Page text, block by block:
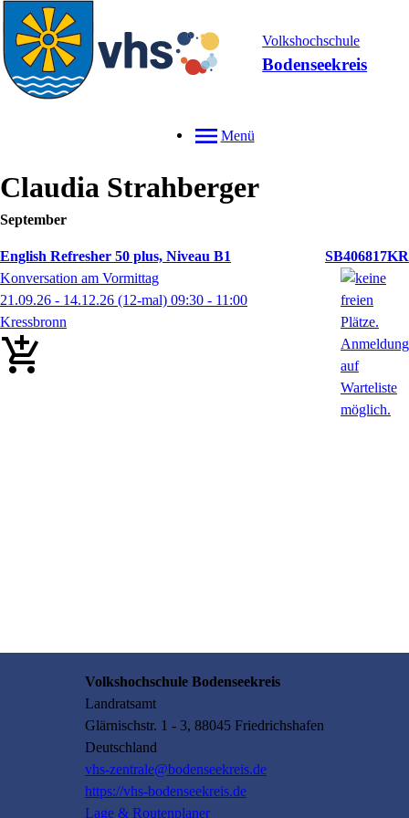
Volkshochschule
Bodenseekreis
Menü
Claudia Strahberger
September
English Refresher 50 plus, Niveau B1
SB406817KR
Konversation am Vormittag
21.09.26 - 14.12.26 (12-mal) 09:30 - 11:00
Kressbronn
Volkshochschule Bodenseekreis
Landratsamt
Glärnischstr. 1 - 3, 88045 Friedrichshafen
Deutschland
vhs-zentrale@bodenseekreis.de
https://vhs-bodenseekreis.de
Lage & Routenplaner